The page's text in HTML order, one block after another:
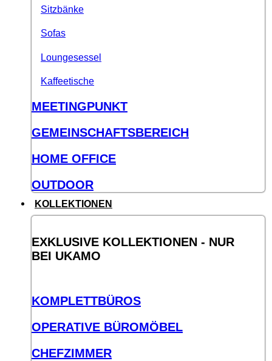
Sitzbänke
Sofas
Loungesessel
Kaffeetische
MEETINGPUNKT
GEMEINSCHAFTSBEREICH
HOME OFFICE
OUTDOOR
KOLLEKTIONEN
EXKLUSIVE KOLLEKTIONEN - NUR
BEI UKAMO
KOMPLETTBÜROS
OPERATIVE BÜROMÖBEL
CHEFZIMMER